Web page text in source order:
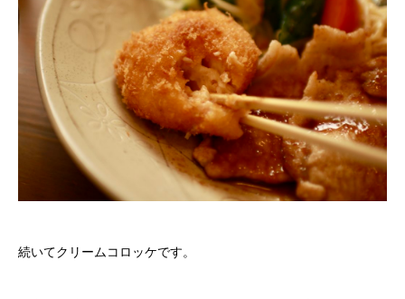
続いてクリームコロッケです。